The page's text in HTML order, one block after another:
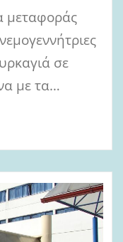
μεταφοράς
σε
με τα…